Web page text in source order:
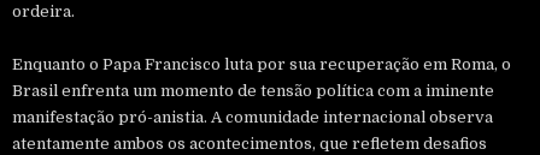
ordeira.
Enquanto o Papa Francisco luta por sua recuperação em Roma, o
Brasil enfrenta um momento de tensão política com a iminente
manifestação pró-anistia. A comunidade internacional observa
atentamente ambos os acontecimentos, que refletem desafios